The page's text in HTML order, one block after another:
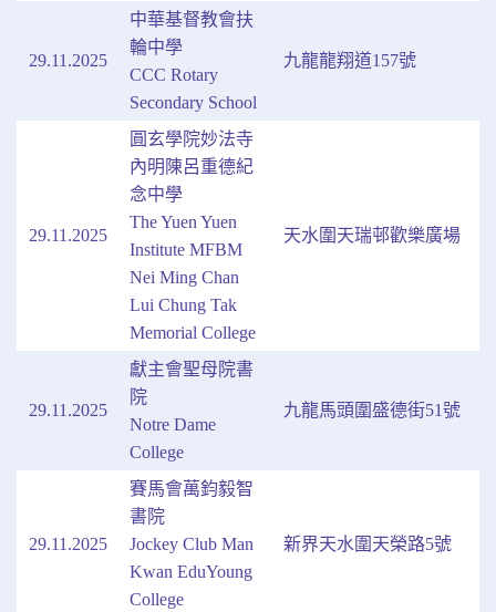
29.11.2025
中華基督教會扶
輪中學
CCC Rotary
Secondary School
九龍龍翔道157號
29.11.2025
圓玄學院妙法寺
內明陳呂重德紀
念中學
The Yuen Yuen
Institute MFBM
Nei Ming Chan
Lui Chung Tak
Memorial College
天水圍天瑞邨歡樂廣場
29.11.2025
獻主會聖母院書
院
Notre Dame
College
九龍馬頭圍盛德街51號
29.11.2025
賽馬會萬鈞毅智
書院
Jockey Club Man
Kwan EduYoung
College
新界天水圍天榮路5號